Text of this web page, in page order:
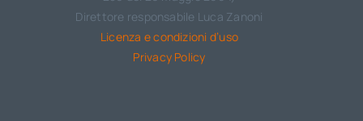
Direttore responsabile Luca Zanoni
Licenza e condizioni d’uso
Privacy Policy